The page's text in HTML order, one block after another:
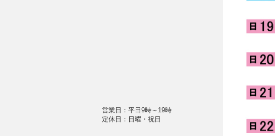
営業日：平日9時～19時
定休日：日曜・祝日